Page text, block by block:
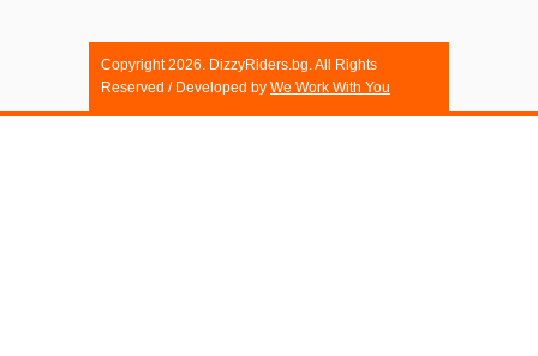
Copyright 2026. DizzyRiders.bg. All Rights
Reserved / Developed by We Work With You